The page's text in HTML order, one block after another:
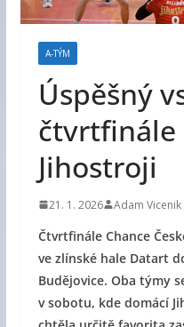
A-TÝM
Úspěšný
čtvrtfinále
Jihostroji
21. 1. 2026 Adam Vicenik
Čtvrtfinále Chance
ve zlínské hale Datart
Budějovice. Oba týmy
v sobotu, kde domácí